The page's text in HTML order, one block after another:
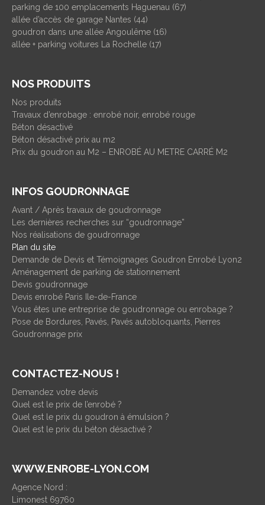
parking de 100 emplacements Haguenau (67)
allée d’accès de garage Nantes (44)
goudron dans une allée Angoulême (16)
allée + parking voitures La Rochelle (17)
NOS PRODUITS
Nos produits
Travaux d’enrobage : enrobé noir, enrobé rouge
Béton désactivé
Béton désactivé prix au m2
Prix du goudron au M2 – ENROBÉ AU METRE CARRÉ M2
INFOS GOUDRONNAGE
Avant / Après travaux de goudronnage
Les dernières recherches sur “goudronnage”
Nos réalisations de goudronnage
Plan du site
Demande de Devis et Témoignages Goudron Enrobé Lyon2
Aménagement de parking de stationnement
Devis goudronnage
Devis enrobé Paris Ile-de-France
Vous êtes une entreprise de goudronnage ou enrobage ?
Pose de Bordures, Pavés, Pavés autobloquants, Pierres
Goudronnage prix
CONTACTEZ-NOUS !
Demandez votre devis
Quel est le prix de l’enrobé ?
Quel est le prix du goudron à émulsion ?
Quel est le prix du béton désactivé ?
WWW.ENROBE-LYON.COM
Agence Nord :
Limonest 69760